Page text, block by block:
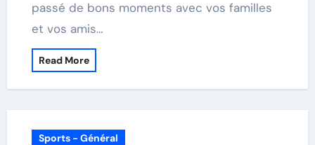
passé de bons moments avec vos familles
et vos amis…
Read More
Sports - Général